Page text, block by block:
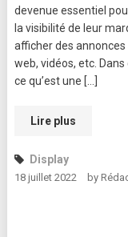
devenue essentiel
la visibilité de leur
afficher des
web, vidéos, etc.
ce qu’est une […]
Lire plus
Display
18 juillet 2022 by